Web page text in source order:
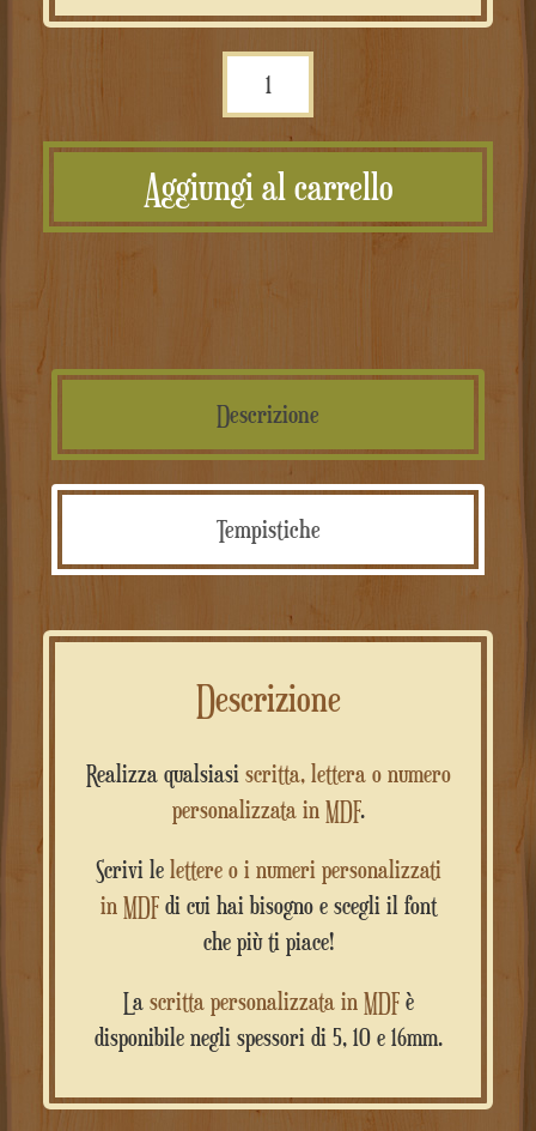
personalizzata
in
MDF
quantità
Aggiungi al carrello
Descrizione
Tempistiche
Descrizione
Realizza qualsiasi scritta, lettera o numero
personalizzata in MDF.
Scrivi le lettere o i numeri personalizzati
in MDFdi cui hai bisogno e scegli il font
che più ti piace!
Lascritta personalizzata in MDFè
disponibile negli spessori di 5, 10 e 16mm.